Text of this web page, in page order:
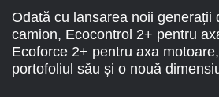
Odată cu lansarea noii generații
camion, Ecocontrol 2+ pentru
Ecoforce 2+ pentru axa
portofoliul său și o nouă